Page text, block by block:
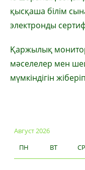
қысқаша білім
электронды
Қаржылық
мәселелер мен
мүмкіндігін
Август 2026
ПН
ВТ СР